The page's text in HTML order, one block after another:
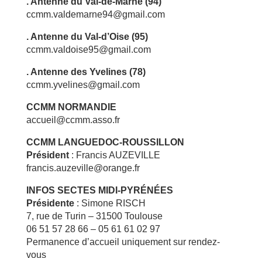
ccmm.valdemarne94@gmail.com
. Antenne du Val-d’Oise (95)
ccmm.valdoise95@gmail.com
. Antenne des Yvelines (78)
ccmm.yvelines@gmail.com
CCMM NORMANDIE
accueil@ccmm.asso.fr
CCMM LANGUEDOC-ROUSSILLON
Président: Francis AUZEVILLE
francis.auzeville@orange.fr
INFOS SECTES MIDI-PYRÉNÉES
Présidente: Simone RISCH
7, rue de Turin – 31500 Toulouse
06 51 57 28 66 – 05 61 61 02 97
Permanence d’accueil uniquement sur rendez-
vous